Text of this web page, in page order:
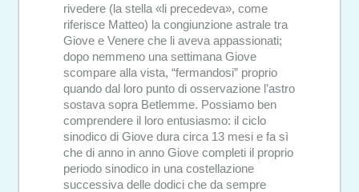
rivedere (la stella «li precedeva», come
riferisce Matteo) la congiunzione astrale tra
Giove e Venere che li aveva appassionati;
dopo nemmeno una settimana Giove
scompare alla vista, “fermandosi” proprio
quando dal loro punto di osservazione l’astro
sostava sopra Betlemme. Possiamo ben
comprendere il loro entusiasmo: il ciclo
sinodico di Giove dura circa 13 mesi e fa sì
che di anno in anno Giove completi il proprio
periodo sinodico in una costellazione
successiva delle dodici che da sempre